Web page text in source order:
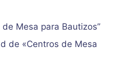
Mesa para Bautizos”
de «Centros de Mesa